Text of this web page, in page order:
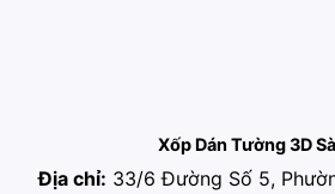
Xốp Dán Tường 3D
Địa chỉ: 33/6 Đường Số 5,